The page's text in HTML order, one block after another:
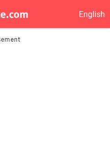
English